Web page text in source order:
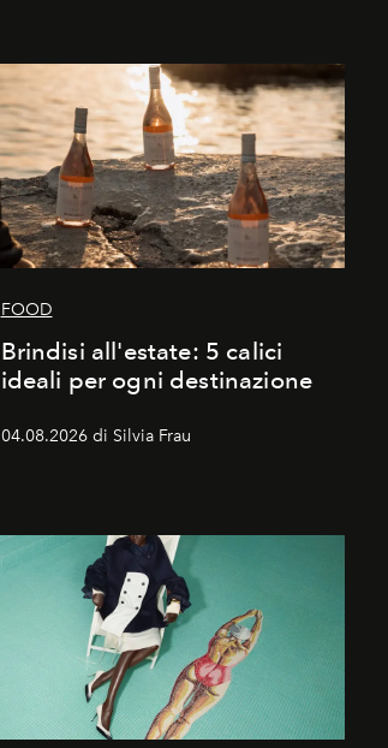
FOOD
Brindisi all'estate: 5 calici
ideali per ogni destinazione
04.08.2026 di Silvia Frau